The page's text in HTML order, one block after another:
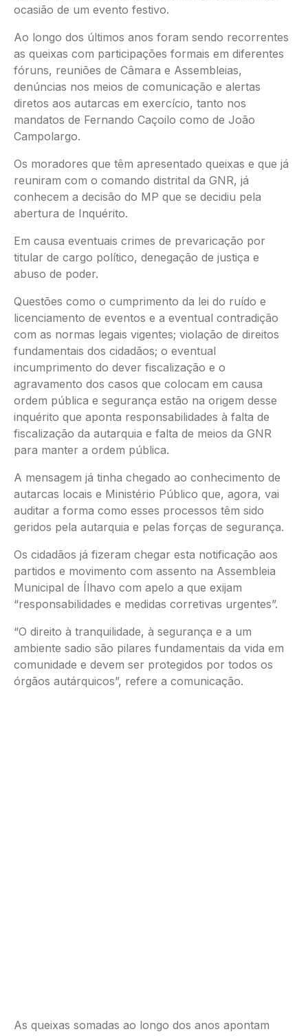
ocasião de um evento festivo.
Ao longo dos últimos anos foram sendo recorrentes
as queixas com participações formais em diferentes
fóruns, reuniões de Câmara e Assembleias,
denúncias nos meios de comunicação e alertas
diretos aos autarcas em exercício, tanto nos
mandatos de Fernando Caçoilo como de João
Campolargo.
Os moradores que têm apresentado queixas e que já
reuniram com o comando distrital da GNR, já
conhecem a decisão do MP que se decidiu pela
abertura de Inquérito.
Em causa eventuais crimes de prevaricação por
titular de cargo político, denegação de justiça e
abuso de poder.
Questões como o cumprimento da lei do ruído e
licenciamento de eventos e a eventual contradição
com as normas legais vigentes; violação de direitos
fundamentais dos cidadãos; o eventual
incumprimento do dever fiscalização e o
agravamento dos casos que colocam em causa
ordem pública e segurança estão na origem desse
inquérito que aponta responsabilidades à falta de
fiscalização da autarquia e falta de meios da GNR
para manter a ordem pública.
A mensagem já tinha chegado ao conhecimento de
autarcas locais e Ministério Público que, agora, vai
auditar a forma como esses processos têm sido
geridos pela autarquia e pelas forças de segurança.
Os cidadãos já fizeram chegar esta notificação aos
partidos e movimento com assento na Assembleia
Municipal de Ílhavo com apelo a que exijam
“responsabilidades e medidas corretivas urgentes”.
“O direito à tranquilidade, à segurança e a um
ambiente sadio são pilares fundamentais da vida em
comunidade e devem ser protegidos por todos os
órgãos autárquicos”, refere a comunicação.
As queixas somadas ao longo dos anos apontam